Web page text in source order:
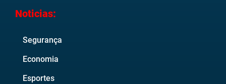
Noticias:
Segurança
Economia
Esportes